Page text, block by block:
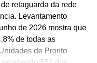
retaguarda da rede
Levantamento
de 2026 mostra que
de todas as
de Pronto